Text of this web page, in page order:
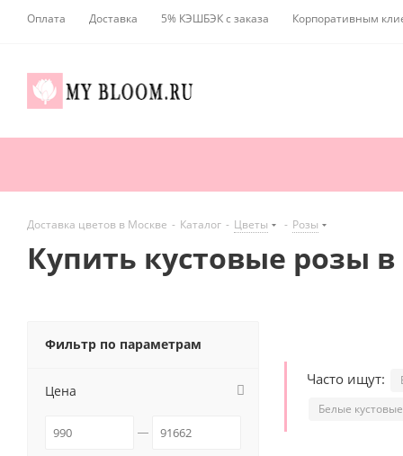
Оплата Доставка 5% КЭШБЭК с заказа Корпоративным
Доставка цветов в Москве - Каталог - Цветы - Розы
Купить кустовые розы
Часто ищут:
Белые
Фильтр по параметрам
Цена